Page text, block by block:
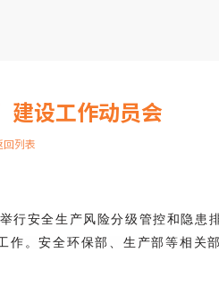
设工作动员会
回列表
行安全生产风险分级管控和隐患
。安全环保部、生产部等相关